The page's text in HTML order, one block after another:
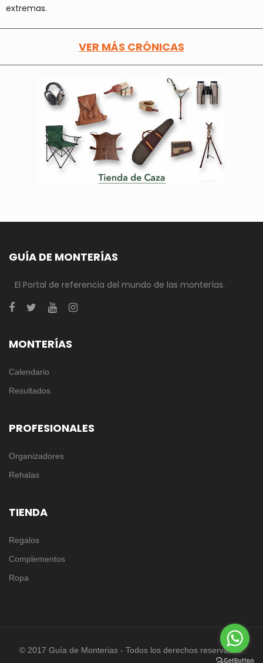
extremas.
VER MÁS CRÓNICAS
GUÍA DE MONTERÍAS
El Portal de referencia del mundo de las monterías.
MONTERÍAS
Calendario
Resultados
PROFESIONALES
Organizadores
Rehalas
TIENDA
Regalos
Complementos
Ropa
© 2017 Guía de Monterias - Todos los derechos reservados.